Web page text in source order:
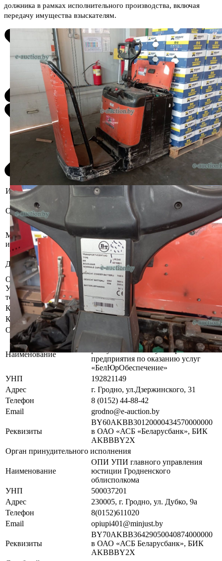
должника в рамках исполнительного производства, включая
передачу имущества взыскателям.
Информация о предмете торгов
Описание имущества
Бывшее в употреблении,
комплектность и работоспособность
не проверялась.
Местоположение
имущества
Минская область, Минский р-н,
Боровлянский с/с, 32 р-н
д.Малиновка
Должник
Общество с ограниченной
ответственностью "ОБКстандарт"
Осмотр объекта
Участник электронных торгов обязан до начала электронных
торгов осмотреть предмет торгов ( п.2.4.3 Регламента)
Контактное лицо
Специалисты по продаже
Контакты
+375336060266,+375336226725
Организатор/оператор торгов
Наименование
Гродненский филиал
республиканского унитарного
предприятия по оказанию услуг
«БелЮрОбеспечение»
УНП
192821149
Адрес
г. Гродно, ул.Дзержинского, 31
Телефон
8 (0152) 44-88-42
Email
grodno@e-auction.by
Реквизиты
BY60AKBB30120000434570000000
в ОАО «АСБ «Беларусбанк», БИК
AKBBBY2X
Орган принудительного исполнения
Наименование
ОПИ УПИ главного управления
юстиции Гродненского
облисполкома
УНП
500037201
Адрес
230005, г. Гродно, ул. Дубко, 9а
Телефон
8(0152)611020
Email
opiupi401@minjust.by
Реквизиты
BY70AKBB36429050040874000000
в ОАО «АСБ Беларусбанк», БИК
AKBBBY2X